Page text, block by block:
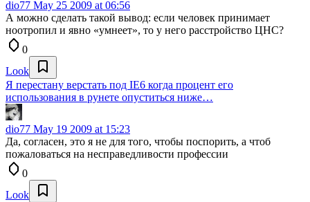
dio77 May 25 2009 at 06:56
А можно сделать такой вывод: если человек принимает
ноотропил и явно «умнеет», то у него расстройство ЦНС?
0
Look
Я перестану верстать под IE6 когда процент его
использования в рунете опуститься ниже…
dio77 May 19 2009 at 15:23
Да, согласен, это я не для того, чтобы поспорить, а чтоб
пожаловаться на несправедливости профессии
0
Look